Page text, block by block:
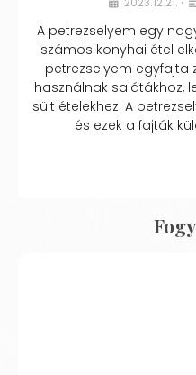
•
A petrezselyem egy
számos konyhai étel
petrezselyem egyfajta
használnak salátákhoz,
sült ételekhez. A
és ezek a fajták